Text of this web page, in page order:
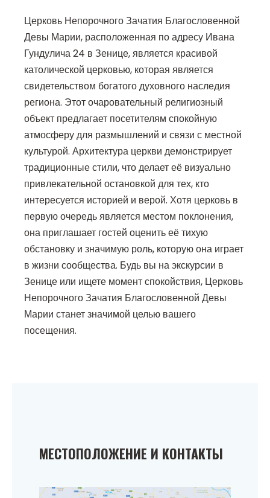
Церковь Непорочного Зачатия Благословенной
Девы Марии, расположенная по адресу Ивана
Гундулича 24 в Зенице, является красивой
католической церковью, которая является
свидетельством богатого духовного наследия
региона. Этот очаровательный религиозный
объект предлагает посетителям спокойную
атмосферу для размышлений и связи с местной
культурой. Архитектура церкви демонстрирует
традиционные стили, что делает её визуально
привлекательной остановкой для тех, кто
интересуется историей и верой. Хотя церковь в
первую очередь является местом поклонения,
она приглашает гостей оценить её тихую
обстановку и значимую роль, которую она играет
в жизни сообщества. Будь вы на экскурсии в
Зенице или ищете момент спокойствия, Церковь
Непорочного Зачатия Благословенной Девы
Марии станет значимой целью вашего
посещения.
МЕСТОПОЛОЖЕНИЕ И КОНТАКТЫ